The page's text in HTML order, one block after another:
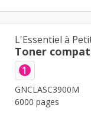
L'Essentiel à
Toner
1
GNCLASC3900M
6000 pages